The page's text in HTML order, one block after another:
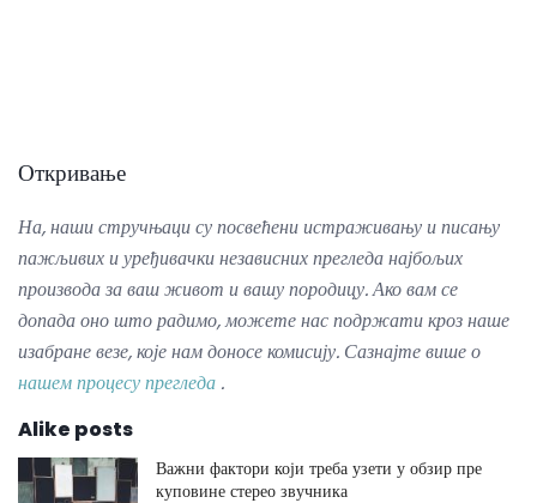
Откривање
На, наши стручњаци су посвећени истраживању и писању
пажљивих и уређивачки независних прегледа најбољих
производа за ваш живот и вашу породицу.Ако вам се
допада оно што радимо, можете нас подржати кроз наше
изабране везе, које нам доносе комисију. Сазнајте више о
нашем процесу прегледа .
Alike posts
Важни фактори који треба узети у обзир пре
куповине стерео звучника